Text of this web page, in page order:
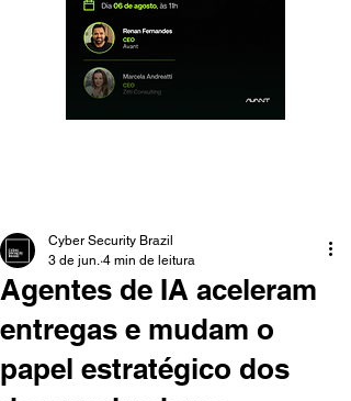
Agentes de IA aceleram
entregas e mudam o
papel estratégico dos
Cyber Security Brazil
3 de jun. 4 min de leitura